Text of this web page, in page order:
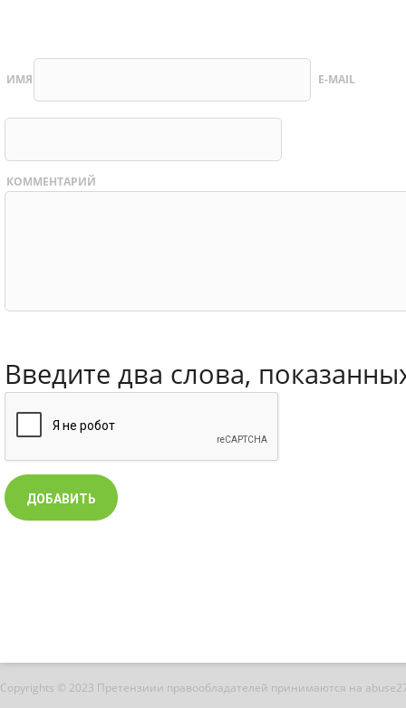
ИМЯ E-MAIL
КОММЕНТАРИЙ
Введите два слова,
Copyrights © 2023 Претензиии правообладателей принимаются на